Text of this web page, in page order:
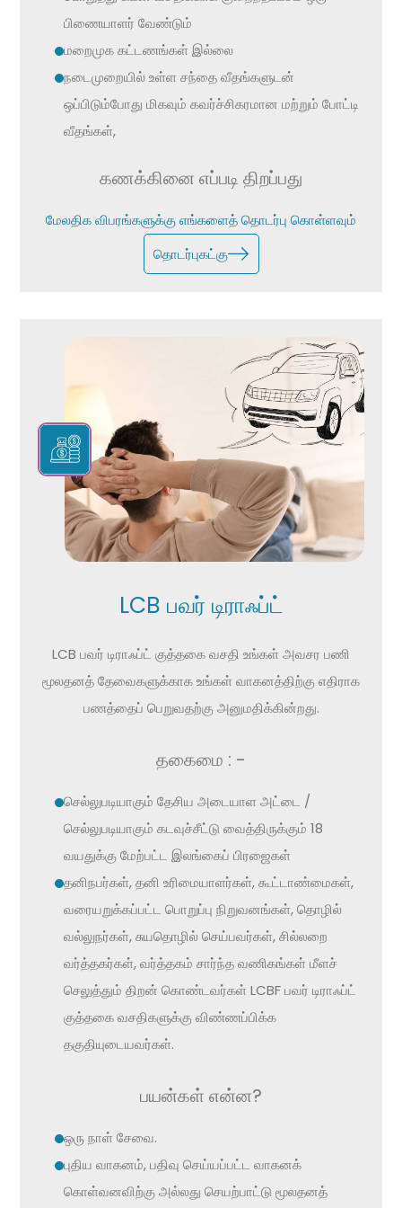
பிணையாளர் வேண்டும்
மறைமுக கட்டணங்கள் இல்லை
நடைமுறையில் உள்ள சந்தை வீதங்களுடன்
ஒப்பிடும்போது மிகவும் கவர்ச்சிகரமான மற்றும் போட்டி
வீதங்கள்,
கணக்கினை எப்படி திறப்பது
மேலதிக விபரங்களுக்கு எங்களைத் தொடர்பு கொள்ளவும்
தொடர்புகட்கு
LCB பவர் டிராஃப்ட்
LCB பவர் டிராஃப்ட் குத்தகை வசதி உங்கள் அவசர பணி
மூலதனத் தேவைகளுக்காக உங்கள் வாகனத்திற்கு எதிராக
பணத்தைப் பெறுவதற்கு அனுமதிக்கின்றது.
தகைமை : -
செல்லுபடியாகும் தேசிய அடையாள அட்டை /
செல்லுபடியாகும் கடவுச்சீட்டு வைத்திருக்கும் 18
வயதுக்கு மேற்பட்ட இலங்கைப் பிரஜைகள்
தனிநபர்கள், தனி உரிமையாளர்கள், கூட்டாண்மைகள்,
வரையறுக்கப்பட்ட பொறுப்பு நிறுவனங்கள், தொழில்
வல்லுநர்கள், சுயதொழில் செய்பவர்கள், சில்லறை
வர்த்தகர்கள், வர்த்தகம் சார்ந்த வணிகங்கள் மீளச்
செலுத்தும் திறன் கொண்டவர்கள் LCBF பவர் டிராஃப்ட்
குத்தகை வசதிகளுக்கு விண்ணப்பிக்க
தகுதியுடையவர்கள்.
பயன்கள் என்ன?
ஒரு நாள் சேவை.
புதிய வாகனம், பதிவு செய்யப்பட்ட வாகனக்
கொள்வனவிற்கு அல்லது செயற்பாட்டு மூலதனத்